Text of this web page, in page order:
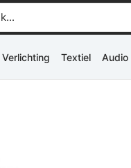
Verlichting Textiel Audio